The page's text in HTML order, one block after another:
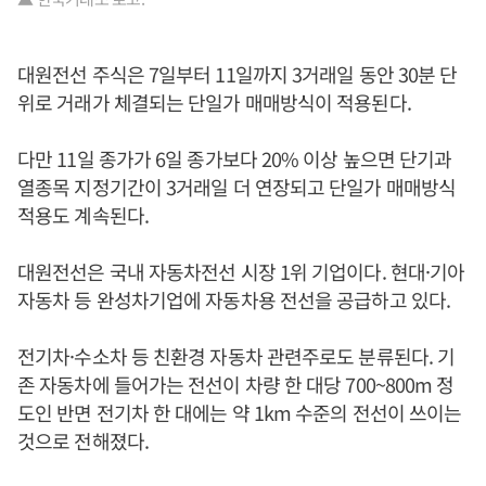
대원전선 주식은 7일부터 11일까지 3거래일 동안 30분 단
위로 거래가 체결되는 단일가 매매방식이 적용된다.
다만 11일 종가가 6일 종가보다 20% 이상 높으면 단기과
열종목 지정기간이 3거래일 더 연장되고 단일가 매매방식
적용도 계속된다.
대원전선은 국내 자동차전선 시장 1위 기업이다. 현대·기아
자동차 등 완성차기업에 자동차용 전선을 공급하고 있다.
전기차·수소차 등 친환경 자동차 관련주로도 분류된다. 기
존 자동차에 들어가는 전선이 차량 한 대당 700~800m 정
도인 반면 전기차 한 대에는 약 1km 수준의 전선이 쓰이는
것으로 전해졌다.